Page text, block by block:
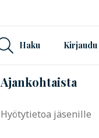
Haku Kirjaudu
Ajankohtaista
Hyötytietoa jäsenille